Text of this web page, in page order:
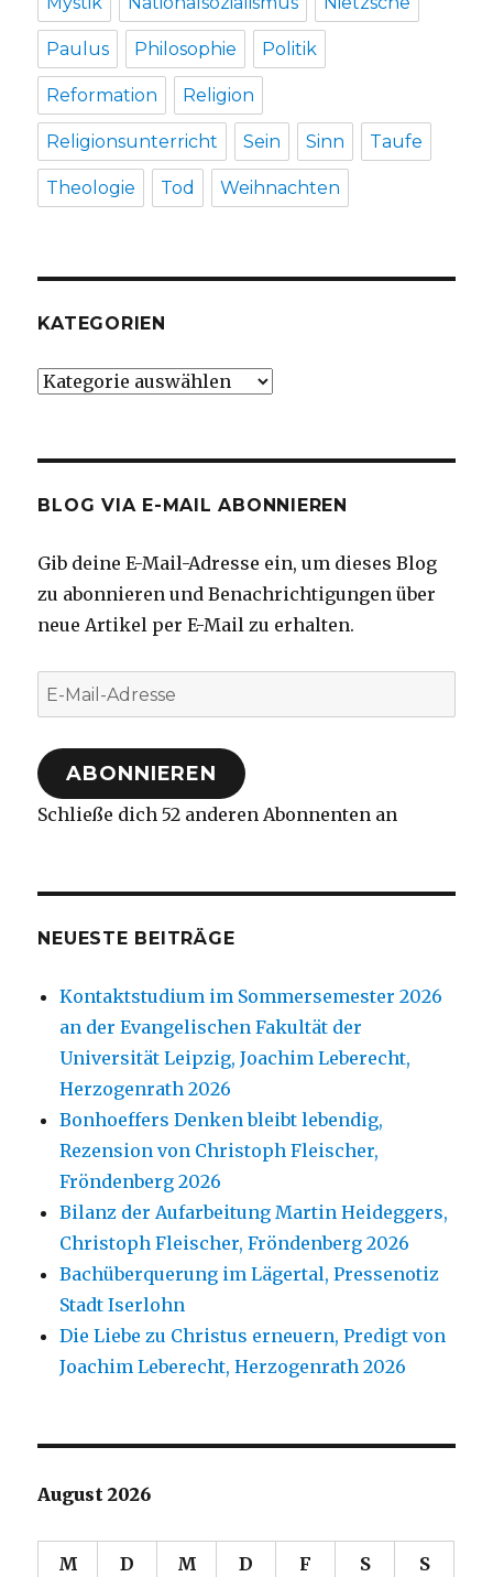
Paulus Philosophie Politik
Reformation Religion
Religionsunterricht Sein Sinn Taufe
Theologie Tod Weihnachten
KATEGORIEN
Kategorien
BLOG VIA E-MAIL ABONNIEREN
Gib deine E-Mail-Adresse ein, um dieses Blog
zu abonnieren und Benachrichtigungen über
neue Artikel per E-Mail zu erhalten.
E-
Mail-
Adresse
ABONNIEREN
Schließe dich 52 anderen Abonnenten an
NEUESTE BEITRÄGE
Kontaktstudium im Sommersemester 2026
an der Evangelischen Fakultät der
Universität Leipzig, Joachim Leberecht,
Herzogenrath 2026
Bonhoeffers Denken bleibt lebendig,
Rezension von Christoph Fleischer,
Fröndenberg 2026
Bilanz der Aufarbeitung Martin Heideggers,
Christoph Fleischer, Fröndenberg 2026
Bachüberquerung im Lägertal, Pressenotiz
Stadt Iserlohn
Die Liebe zu Christus erneuern, Predigt von
Joachim Leberecht, Herzogenrath 2026
August 2026
M D M D F S S